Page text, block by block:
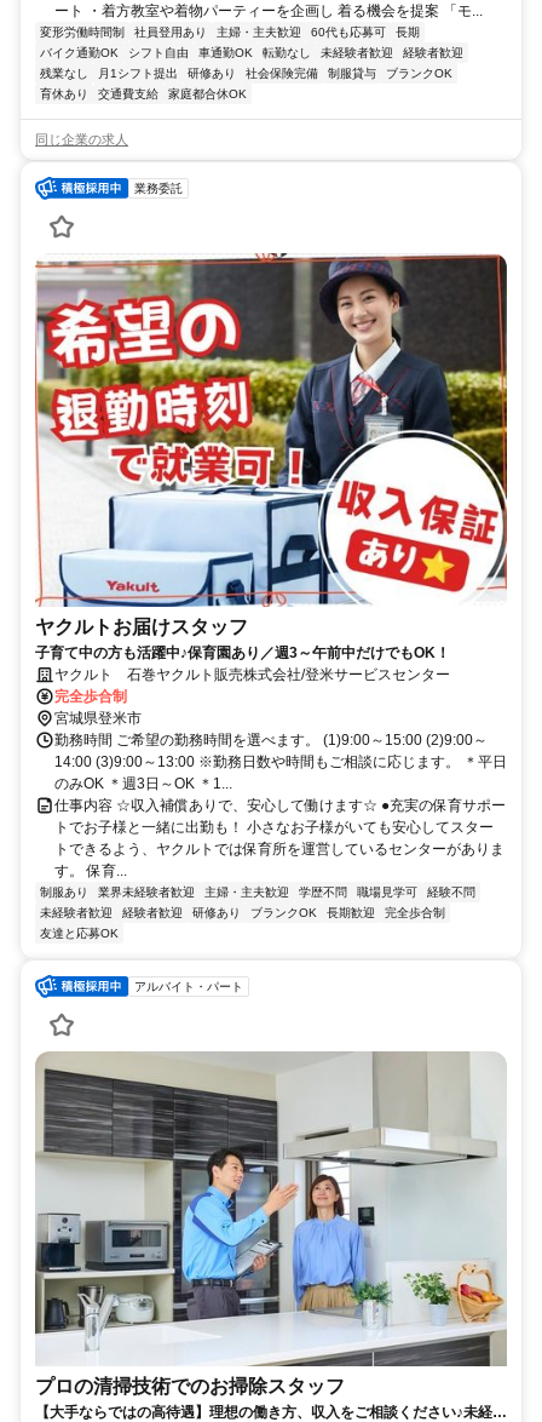
ート ・着方教室や着物パーティーを企画し 着る機会を提案 「モ...
変形労働時間制 社員登用あり 主婦・主夫歓迎 60代も応募可
長期
バイク通勤OK
シフト自由 車通勤OK 転勤なし 未経験者歓迎
経験者歓迎
残業なし
月1シフト提出 研修あり 社会保険完備 制服貸与
ブランクOK
育休あり
交通費支給 家庭都合休OK
同じ企業の求人
業務委託
ヤクルトお届けスタッフ
子育て中の方も活躍中♪保育園あり／週3～午前中だけでもOK！
ヤクルト 石巻ヤクルト販売株式会社/登米サービスセンター
完全歩合制
宮城県登米市
勤務時間 ご希望の勤務時間を選べます。 (1)9:00～15:00 (2)9:00～
14:00 (3)9:00～13:00 ※勤務日数や時間もご相談に応じます。 ＊平日
のみOK ＊週3日～OK ＊1...
仕事内容 ☆収入補償ありで、安心して働けます☆ ●充実の保育サポー
トでお子様と一緒に出勤も！ 小さなお子様がいても安心してスター
トできるよう、ヤクルトでは保育所を運営しているセンターがありま
す。 保育...
制服あり 業界未経験者歓迎 主婦・主夫歓迎 学歴不問 職場見学可
経験不問
未経験者歓迎
経験者歓迎 研修あり ブランクOK 長期歓迎
完全歩合制
友達と応募OK
アルバイト・パート
プロの清掃技術でのお掃除スタッフ
【大手ならではの高待遇】理想の働き方、収入をご相談ください♪未経験